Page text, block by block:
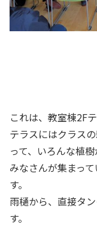
これは、教室棟2F
テラスにはクラス
って、いろんな植樹
みなさんが集まっ
す。
雨樋から、直接タ
す。